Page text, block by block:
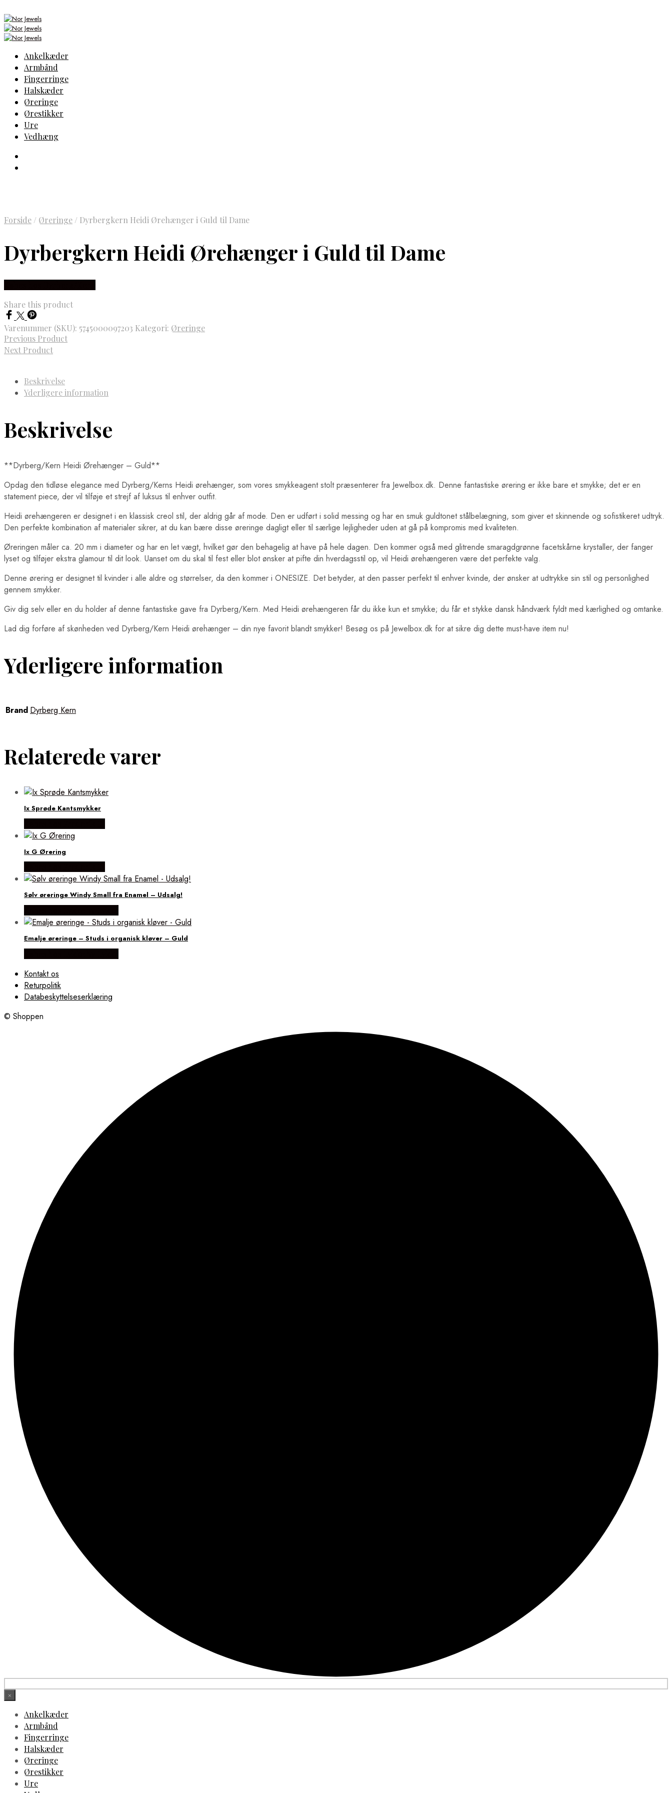
Ankelkæder
Armbånd
Fingerringe
Halskæder
Øreringe
Ørestikker
Ure
Vedhæng
Forside / Øreringe / Dyrbergkern Heidi Ørehænger i Guld til Dame
Dyrbergkern Heidi Ørehænger i Guld til Dame
Share this product
Varenummer (SKU): 5745000097203 Kategori: Øreringe
Previous Product
Next Product
Beskrivelse
Yderligere information
Beskrivelse
**Dyrberg/Kern Heidi Ørehænger – Guld**
Opdag den tidløse elegance med Dyrberg/Kerns Heidi ørehænger, som vores smykkeagent stolt præsenterer fra Jewelbox.dk. Denne fantastiske ørering er ikke bare et smykke; det er en
statement piece, der vil tilføje et strejf af luksus til enhver outfit.
Heidi ørehængeren er designet i en klassisk creol stil, der aldrig går af mode. Den er udført i solid messing og har en smuk guldtonet stålbelægning, som giver et skinnende og sofistikeret udtryk.
Den perfekte kombination af materialer sikrer, at du kan bære disse øreringe dagligt eller til særlige lejligheder uden at gå på kompromis med kvaliteten.
Øreringen måler ca. 20 mm i diameter og har en let vægt, hvilket gør den behagelig at have på hele dagen. Den kommer også med glitrende smaragdgrønne facetskårne krystaller, der fanger
lyset og tilføjer ekstra glamour til dit look. Uanset om du skal til fest eller blot ønsker at pifte din hverdagsstil op, vil Heidi ørehængeren være det perfekte valg.
Denne ørering er designet til kvinder i alle aldre og størrelser, da den kommer i ONESIZE. Det betyder, at den passer perfekt til enhver kvinde, der ønsker at udtrykke sin stil og personlighed
gennem smykker.
Giv dig selv eller en du holder af denne fantastiske gave fra Dyrberg/Kern. Med Heidi ørehængeren får du ikke kun et smykke; du får et stykke dansk håndværk fyldt med kærlighed og omtanke.
Lad dig forføre af skønheden ved Dyrberg/Kern Heidi ørehænger – din nye favorit blandt smykker! Besøg os på Jewelbox.dk for at sikre dig dette must-have item nu!
Yderligere information
Brand Dyrberg Kern
Relaterede varer
Ix Sprøde Kantsmykker
Ix G Ørering
Sølv øreringe Windy Small fra Enamel – Udsalg!
Emalje øreringe – Studs i organisk kløver – Guld
Kontakt os
Returpolitik
Databeskyttelseserklæring
© Shoppen
×
Ankelkæder
Armbånd
Fingerringe
Halskæder
Øreringe
Ørestikker
Ure